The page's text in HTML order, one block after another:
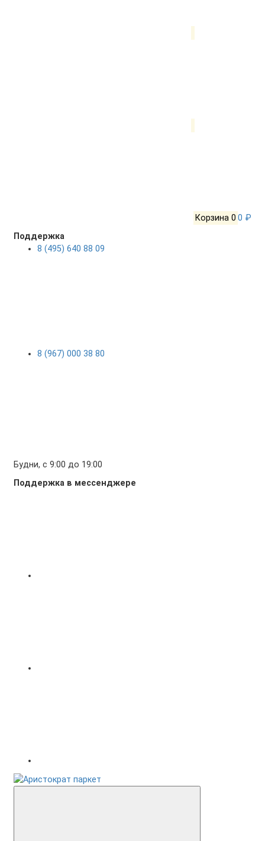
Корзина 0 0 ₽
Поддержка
8 (495) 640 88 09
8 (967) 000 38 80
Будни, с 9:00 до 19:00
Поддержка в мессенджере